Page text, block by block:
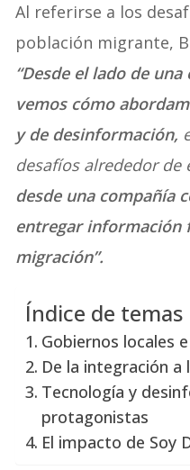
Al referirse a los
población migrante,
“Desde el lado de
vemos cómo
y de desinformación,
desafíos alrededor de
desde una compañía
entregar información
migración”.
Índice de temas
Gobiernos locales
De la integración a
Tecnología y
protagonistas
El impacto de Soy